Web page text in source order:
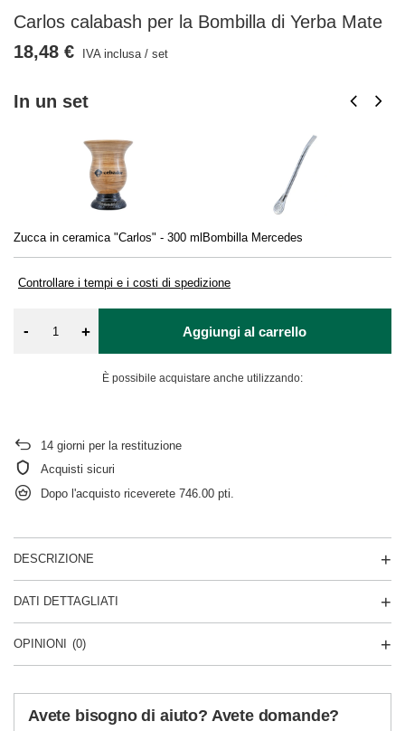
Carlos calabash per la Bombilla di Yerba Mate
In un set
Zucca in ceramica "Carlos" - 300 ml Bombilla Mercedes
Controllare i tempi e i costi di spedizione
18,48 € IVA inclusa/ set
- + Aggiungi al carrello
È possibile acquistare anche utilizzando:
14 giorni per la restituzione
Acquisti sicuri
Dopo l'acquisto riceverete 746.00 pti.
DESCRIZIONE
DATI DETTAGLIATI
OPINIONI (0)
Avete bisogno di aiuto? Avete domande?